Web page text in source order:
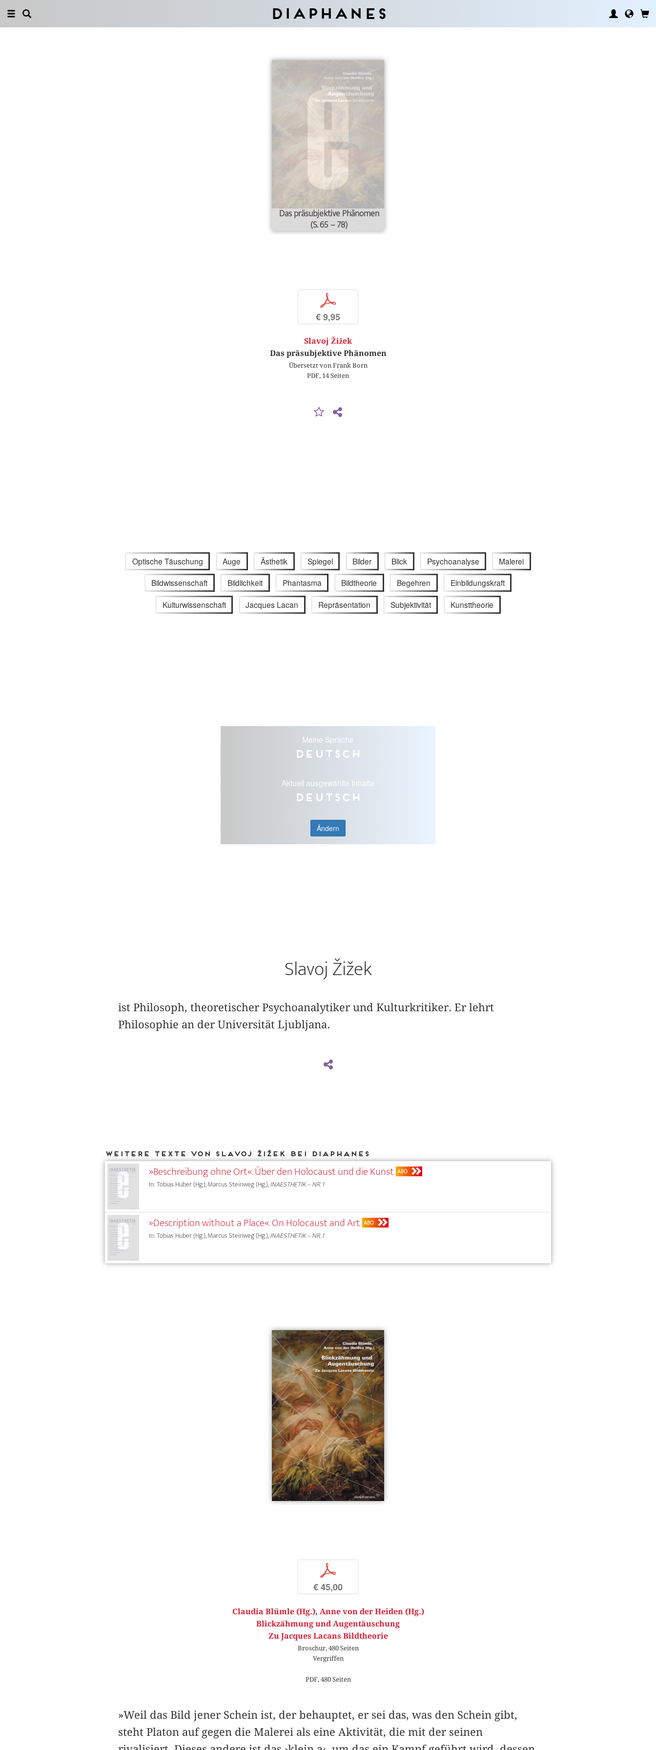
Diaphanes
Das präsubjektive Phänomen
(S. 65 – 78)
p
€ 9,95
Slavoj Žižek
Das präsubjektive Phänomen
Übersetzt von Frank Born
PDF, 14 Seiten
Optische Täuschung Auge Ästhetik Spiegel Bilder Blick Psychoanalyse Malerei
Bildwissenschaft Bildlichkeit Phantasma Bildtheorie Begehren Einbildungskraft
Kulturwissenschaft Jacques Lacan Repräsentation Subjektivität Kunsttheorie
Meine Sprache
Deutsch
Aktuell ausgewählte Inhalte
Deutsch
Ändern
Slavoj Žižek
ist Philosoph, theoretischer Psychoanalytiker und Kulturkritiker. Er lehrt
Philosophie an der Universität Ljubljana.
Weitere Texte von Slavoj Žižek bei DIAPHANES
»Beschreibung ohne Ort«. Über den Holocaust und die Kunst ABO
In: Tobias Huber (Hg.), Marcus Steinweg (Hg.),INAESTHETIK – NR. 1
»Description without a Place«. On Holocaust and Art ABO
In: Tobias Huber (Hg.), Marcus Steinweg (Hg.),INAESTHETIK – NR. 1
p
€ 45,00
Claudia Blümle (Hg.), Anne von der Heiden (Hg.)
Blickzähmung und Augentäuschung
Zu Jacques Lacans Bildtheorie
Broschur, 480 Seiten
Vergriffen
PDF, 480 Seiten
»Weil das Bild jener Schein ist, der behauptet, er sei das, was den Schein gibt,
steht Platon auf gegen die Malerei als eine Aktivität, die mit der seinen